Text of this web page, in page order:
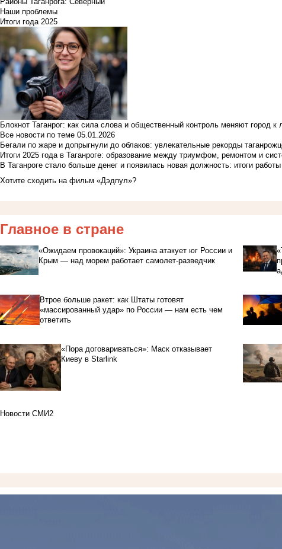
Наши проблемы
Итоги года 2025
Блокнот Таганрог: как сила слова и общественный контроль меняют город к
Все новости по теме 05.01.2026
Бегали по жаре и допрыгнули до облаков: увлекательные рекорды
Итоги 2025 года в Таганроге: образование между триумфом, ремонтом и
В Таганроге стало больше денег и появилась новая должность: итоги
Хотите сходить на фильм «Дэдпул»?
Главное в стране
«Ожидаем провокаций»: Украина атакует юг России и
Крым — над морем работает самолет-разведчик
Втрое больше ракет: как Штаты готовят
«массированный удар» по России — нам есть чем
ответить
«Пора договариваться»: Маск отказывает
Киеву в Starlink
Новости СМИ2